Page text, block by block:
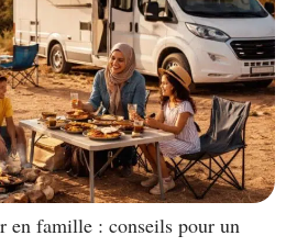
en famille : conseils pour un